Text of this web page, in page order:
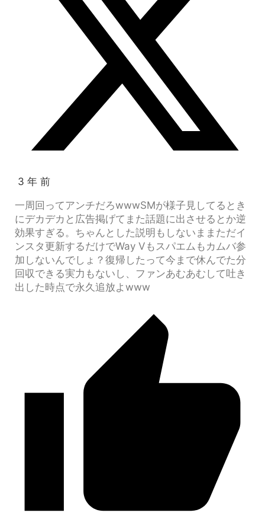
3 年 前
一周回ってアンチだろwwwSMが様子見してるとき
にデカデカと広告掲げてまた話題に出させるとか逆
効果すぎる。ちゃんとした説明もしないままただイ
ンスタ更新するだけでWay Vもスパエムもカムバ参
加しないんでしょ？復帰したって今まで休んでた分
回収できる実力もないし、ファンあむあむして吐き
出した時点で永久追放よwww